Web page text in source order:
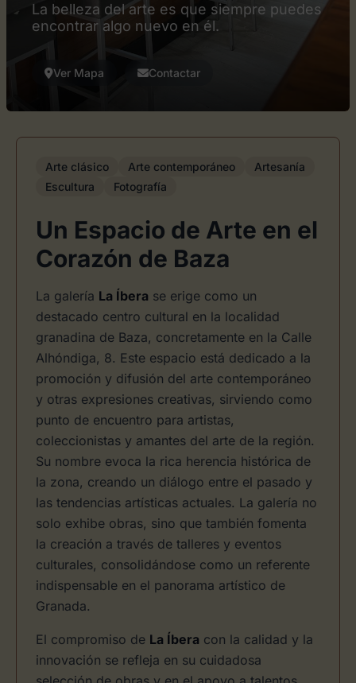
La belleza del arte es que siempre puedes
encontrar algo nuevo en él.
Ver Mapa Contactar
Arte clásico Arte contemporáneo
Artesanía
Escultura
Fotografía
Un Espacio de Arte en el
Corazón de Baza
La galería La Íbera se erige como un
destacado centro cultural en la localidad
granadina de Baza, concretamente en la Calle
Alhóndiga, 8. Este espacio está dedicado a la
promoción y difusión del arte contemporáneo
y otras expresiones creativas, sirviendo como
punto de encuentro para artistas,
coleccionistas y amantes del arte de la región.
Su nombre evoca la rica herencia histórica de
la zona, creando un diálogo entre el pasado y
las tendencias artísticas actuales. La galería no
solo exhibe obras, sino que también fomenta
la creación a través de talleres y eventos
culturales, consolidándose como un referente
indispensable en el panorama artístico de
Granada.
El compromiso de La Íbera con la calidad y la
innovación se refleja en su cuidadosa